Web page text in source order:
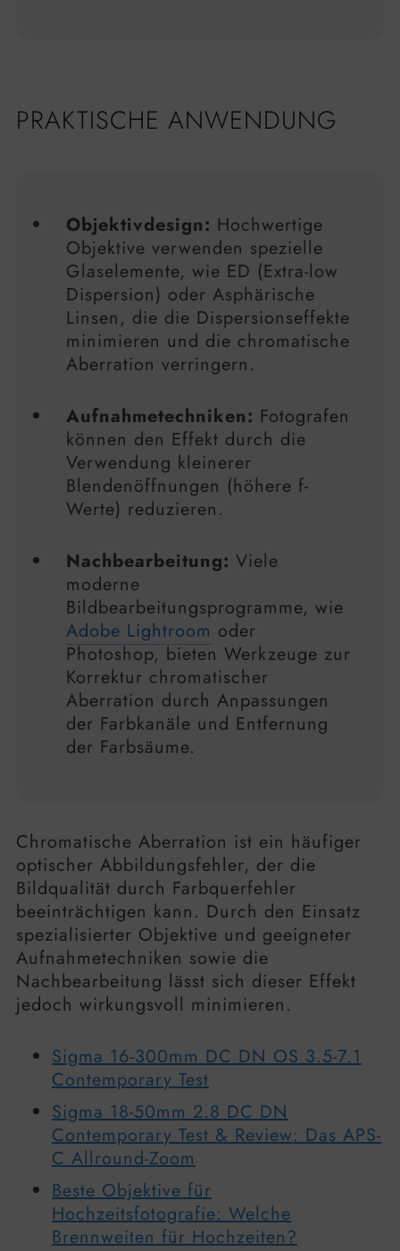
PRAKTISCHE ANWENDUNG
Objektivdesign: Hochwertige
Objektive verwenden spezielle
Glaselemente, wie ED (Extra-low
Dispersion) oder Asphärische
Linsen, die die Dispersionseffekte
minimieren und die chromatische
Aberration verringern.
Aufnahmetechniken: Fotografen
können den Effekt durch die
Verwendung kleinerer
Blendenöffnungen (höhere f-
Werte) reduzieren.
Nachbearbeitung: Viele
moderne
Bildbearbeitungsprogramme, wie
Adobe Lightroom oder
Photoshop, bieten Werkzeuge zur
Korrektur chromatischer
Aberration durch Anpassungen
der Farbkanäle und Entfernung
der Farbsäume.
Chromatische Aberration ist ein häufiger
optischer Abbildungsfehler, der die
Bildqualität durch Farbquerfehler
beeinträchtigen kann. Durch den Einsatz
spezialisierter Objektive und geeigneter
Aufnahmetechniken sowie die
Nachbearbeitung lässt sich dieser Effekt
jedoch wirkungsvoll minimieren.
Sigma 16-300mm DC DN OS 3.5-7.1
Contemporary Test
Sigma 18-50mm 2.8 DC DN
Contemporary Test & Review: Das APS-
C Allround-Zoom
Beste Objektive für
Hochzeitsfotografie: Welche
Brennweiten für Hochzeiten?